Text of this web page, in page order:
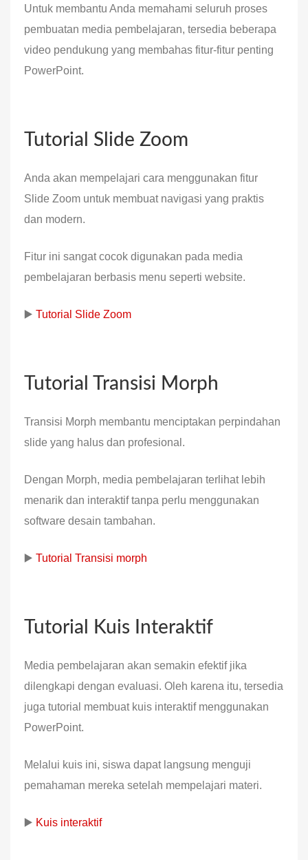
Untuk membantu Anda memahami seluruh proses
pembuatan media pembelajaran, tersedia beberapa
video pendukung yang membahas fitur-fitur penting
PowerPoint.
Tutorial Slide Zoom
Anda akan mempelajari cara menggunakan fitur
Slide Zoom untuk membuat navigasi yang praktis
dan modern.
Fitur ini sangat cocok digunakan pada media
pembelajaran berbasis menu seperti website.
▶️ Tutorial Slide Zoom
Tutorial Transisi Morph
Transisi Morph membantu menciptakan perpindahan
slide yang halus dan profesional.
Dengan Morph, media pembelajaran terlihat lebih
menarik dan interaktif tanpa perlu menggunakan
software desain tambahan.
▶️ Tutorial Transisi morph
Tutorial Kuis Interaktif
Media pembelajaran akan semakin efektif jika
dilengkapi dengan evaluasi. Oleh karena itu, tersedia
juga tutorial membuat kuis interaktif menggunakan
PowerPoint.
Melalui kuis ini, siswa dapat langsung menguji
pemahaman mereka setelah mempelajari materi.
▶️ Kuis interaktif